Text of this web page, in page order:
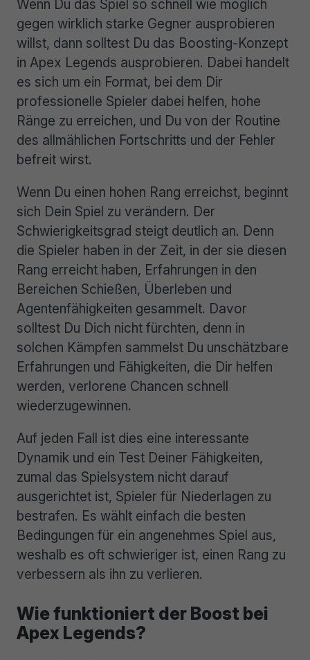
Wenn Du das Spiel so schnell wie möglich
gegen wirklich starke Gegner ausprobieren
willst, dann solltest Du das Boosting-Konzept
in Apex Legends ausprobieren. Dabei handelt
es sich um ein Format, bei dem Dir
professionelle Spieler dabei helfen, hohe
Ränge zu erreichen, und Du von der Routine
des allmählichen Fortschritts und der Fehler
befreit wirst.
Wenn Du einen hohen Rang erreichst, beginnt
sich Dein Spiel zu verändern. Der
Schwierigkeitsgrad steigt deutlich an. Denn
die Spieler haben in der Zeit, in der sie diesen
Rang erreicht haben, Erfahrungen in den
Bereichen Schießen, Überleben und
Agentenfähigkeiten gesammelt. Davor
solltest Du Dich nicht fürchten, denn in
solchen Kämpfen sammelst Du unschätzbare
Erfahrungen und Fähigkeiten, die Dir helfen
werden, verlorene Chancen schnell
wiederzugewinnen.
Auf jeden Fall ist dies eine interessante
Dynamik und ein Test Deiner Fähigkeiten,
zumal das Spielsystem nicht darauf
ausgerichtet ist, Spieler für Niederlagen zu
bestrafen. Es wählt einfach die besten
Bedingungen für ein angenehmes Spiel aus,
weshalb es oft schwieriger ist, einen Rang zu
verbessern als ihn zu verlieren.
Wie funktioniert der Boost bei
Apex Legends?